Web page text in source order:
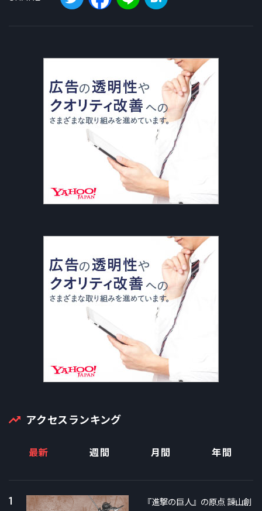
アクセスランキング
最新 週間 月間 年間
1
『進撃の巨人』の原点 諫山創